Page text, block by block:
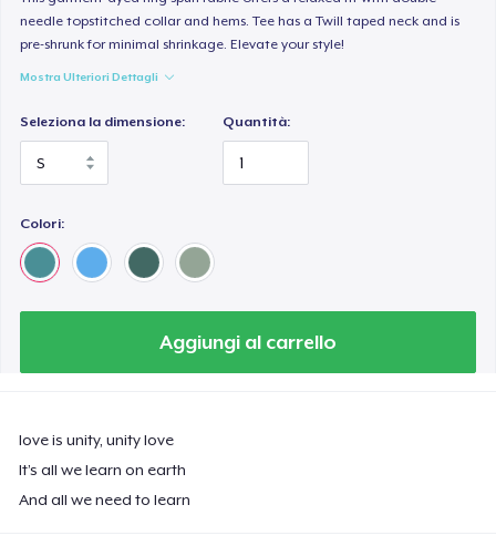
needle topstitched collar and hems. Tee has a Twill taped neck and is
pre-shrunk for minimal shrinkage. Elevate your style!
Mostra Ulteriori Dettagli
Seleziona la dimensione: Quantità:
Colori:
Aggiungi al carrello
love is unity, unity love
It’s all we learn on earth
And all we need to learn